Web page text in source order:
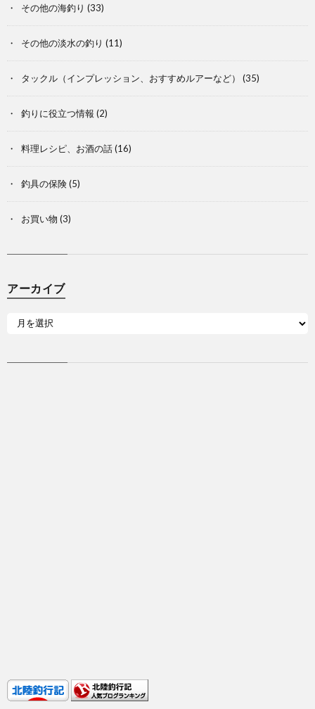
その他の海釣り (33)
その他の淡水の釣り (11)
タックル（インプレッション、おすすめルアーなど） (35)
釣りに役立つ情報 (2)
料理レシピ、お酒の話(16)
釣具の保険(5)
お買い物 (3)
アーカイブ